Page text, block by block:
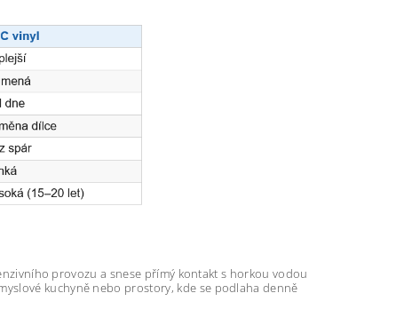
provozu a snese přímý kontakt s horkou vodou
kuchyně nebo prostory, kde se podlaha denně